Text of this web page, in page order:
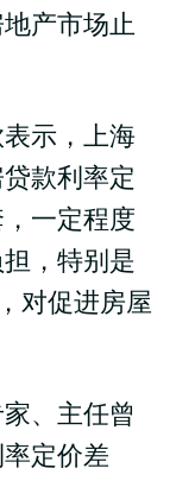
产市场止
示，上海
款利率定
一定程度
，特别是
对促进房屋
、主任曾
定价差